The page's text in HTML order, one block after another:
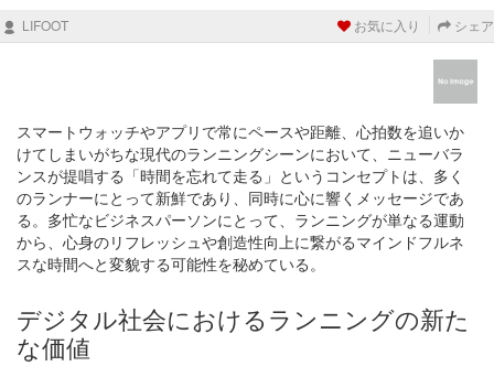
LIFOOT お気に入り シェア
スマートウォッチやアプリで常にペースや距離、心拍数を追いか
けてしまいがちな現代のランニングシーンにおいて、ニューバラ
ンスが提唱する「時間を忘れて走る」というコンセプトは、多く
のランナーにとって新鮮であり、同時に心に響くメッセージであ
る。多忙なビジネスパーソンにとって、ランニングが単なる運動
から、心身のリフレッシュや創造性向上に繋がるマインドフルネ
スな時間へと変貌する可能性を秘めている。
デジタル社会におけるランニングの新た
な価値